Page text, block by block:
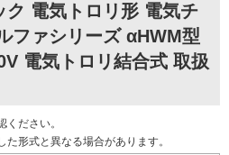
ク 電気トロリ形 電気チ
ファシリーズ αHWM型
電気トロリ結合式 取扱
ください。
形式と異なる場合があります。